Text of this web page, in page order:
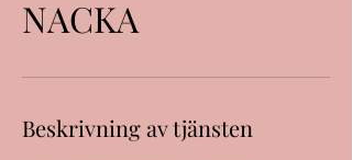
NACKA
Beskrivning av tjänsten